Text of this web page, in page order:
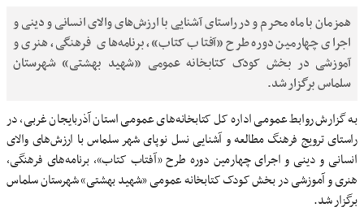
همزمان با ماه محرم و در راستای آشنایی با ارزش‌های والای انسانی و دینی و
اجرای چهارمین دوره طرح «آفتاب کتاب»، برنامه‌های فرهنگی، هنری و
آموزشی در بخش کودک کتابخانه عمومی «شهید بهشتی» شهرستان
سلماس برگزار شد.
به گزارش روابط عمومی اداره کل کتابخانه‌های عمومی استان آذربایجان غربی، در
راستای ترویج فرهنگ مطالعه و آشنایی نسل نوپای شهر سلماس با ارزش‌های والای
انسانی و دینی و اجرای چهارمین دوره طرح «آفتاب کتاب»، برنامه‌های فرهنگی،
هنری و آموزشی در بخش کودک کتابخانه عمومی «شهید بهشتی» شهرستان سلماس
برگزار شد.